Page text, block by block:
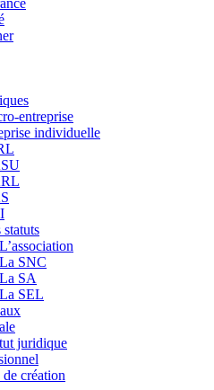
entreprise
individuelle
statuts
L’association
La SNC
La SA
La SEL
juridique
création